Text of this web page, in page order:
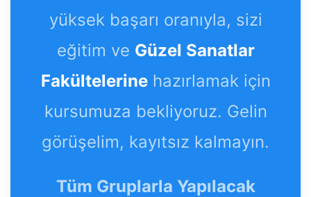
yüksek başarı oranıyla, sizi
eğitim ve Güzel Sanatlar
Fakültelerinehazırlamak için
kursumuza bekliyoruz. Gelin
görüşelim, kayıtsız kalmayın.
Tüm Gruplarla Yapılacak